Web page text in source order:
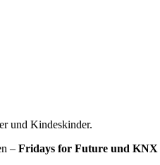
und Kindeskinder.
– Fridays for Future und KNX